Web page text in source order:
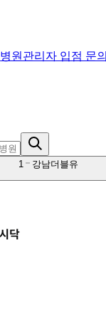
병원관리자 입점 문의
1 강남더블유